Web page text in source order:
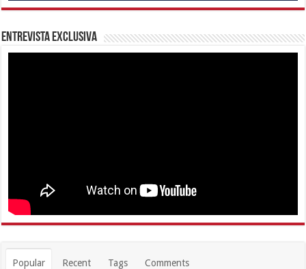
Entrevista Exclusiva
Popular Recent Tags Comments